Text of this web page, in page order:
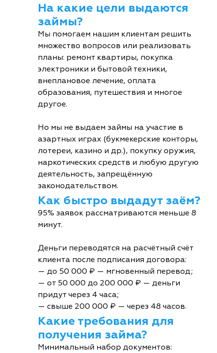
На какие цели выдаются
займы?
Мы помогаем нашим клиентам решить
множество вопросов или реализовать
планы: ремонт квартиры, покупка
электроники и бытовой техники,
внеплановое лечение, оплата
образования, путешествия и многое
другое.
Но мы не выдаем займы на участие в
азартных играх (букмекерские конторы,
лотереи, казино и др.), покупку оружия,
наркотических средств и любую другую
деятельность, запрещённую
законодательством.
Как быстро выдадут заём?
95% заявок рассматриваются меньше 8
минут.
Деньги переводятся на расчётный счёт
клиента после подписания договора:
— до 50 000 ₽ — мгновенный перевод;
— от 50 000 до 200 000 ₽ — деньги
придут через 4 часа;
— свыше 200 000 ₽ — через 48 часов.
Какие требования для
получения займа?
Минимальный набор документов: